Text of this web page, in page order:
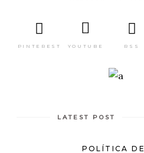
PINTEREST YOUTUBE RSS
LATEST POST
POLÍTICA DE